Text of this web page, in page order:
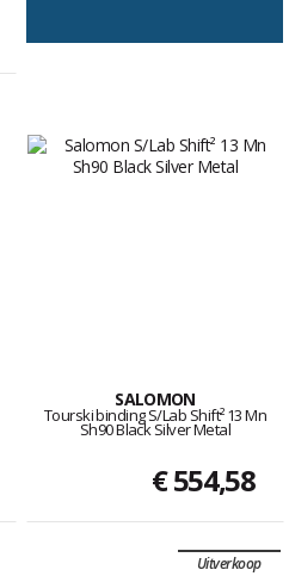
SALOMON
Tourski binding S/Lab Shift² 13 Mn
Sh90 Black Silver Metal
€ 554,58
Uitverkoop